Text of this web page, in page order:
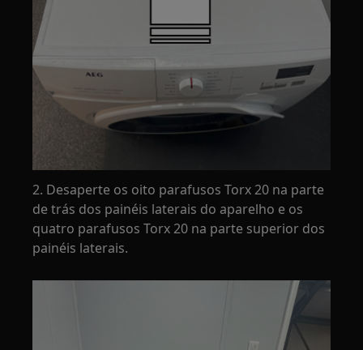
2. Desaperte os oito parafusos Torx 20 na parte
de trás dos painéis laterais do aparelho e os
quatro parafusos Torx 20 na parte superior dos
painéis laterais.